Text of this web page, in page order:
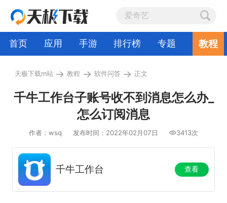
首页 应用 手游 排行榜 专题 教程
天极下载m站 → 教程 → 软件问答 → 正文
千牛工作台子账号收不到消息怎么办_
怎么订阅消息
作者：wsq 发布时间：2022年02月07日 3413次
千牛工作台 查看